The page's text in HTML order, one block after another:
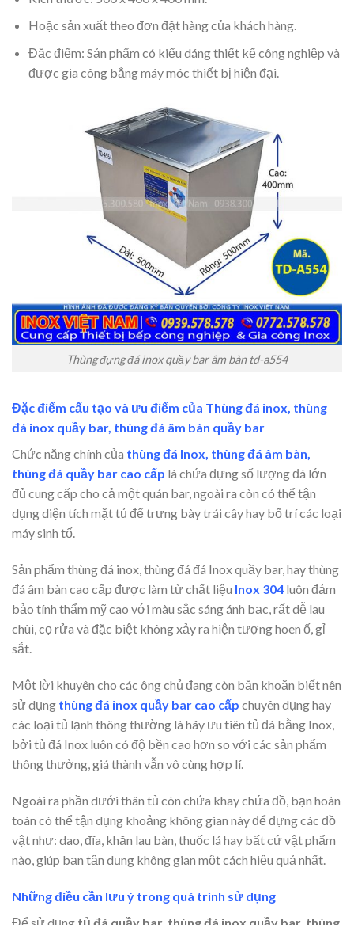
Hoặc sản xuất theo đơn đặt hàng của khách hàng.
Đặc điểm: Sản phẩm có kiểu dáng thiết kế công nghiệp và
được gia công bằng máy móc thiết bị hiện đại.
Thùng đựng đá inox quầy bar âm bàn td-a554
Đặc điểm cấu tạo và ưu điểm của Thùng đá inox, thùng
đá inox quầy bar, thùng đá âm bàn quầy bar
Chức năng chính của thùng đá Inox, thùng đá âm bàn,
thùng đá quầy bar cao cấp là chứa đựng số lượng đá lớn
đủ cung cấp cho cả một quán bar, ngoài ra còn có thể tận
dụng diện tích mặt tủ để trưng bày trái cây hay bố trí các loại
máy sinh tố.
Sản phẩm thùng đá inox, thùng đá đá Inox quầy bar, hay thùng
đá âm bàn cao cấp được làm từ chất liệu Inox 304 luôn đảm
bảo tính thẩm mỹ cao với màu sắc sáng ánh bạc, rất dễ lau
chùi, cọ rửa và đặc biệt không xảy ra hiện tượng hoen ố, gỉ
sắt.
Một lời khuyên cho các ông chủ đang còn băn khoăn biết nên
sử dụng thùng đá inox quầy bar cao cấp chuyên dụng hay
các loại tủ lạnh thông thường là hãy ưu tiên tủ đá bằng Inox,
bởi tủ đá Inox luôn có độ bền cao hơn so với các sản phẩm
thông thường, giá thành vẫn vô cùng hợp lí.
Ngoài ra phần dưới thân tủ còn chứa khay chứa đồ, bạn hoàn
toàn có thể tận dụng khoảng không gian này để đựng các đồ
vật như: dao, đĩa, khăn lau bàn, thuốc lá hay bất cứ vật phẩm
nào, giúp bạn tận dụng không gian một cách hiệu quả nhất.
Những điều cần lưu ý trong quá trình sử dụng
Để sử dụng tủ đá quầy bar, thùng đá inox quầy bar, thùng